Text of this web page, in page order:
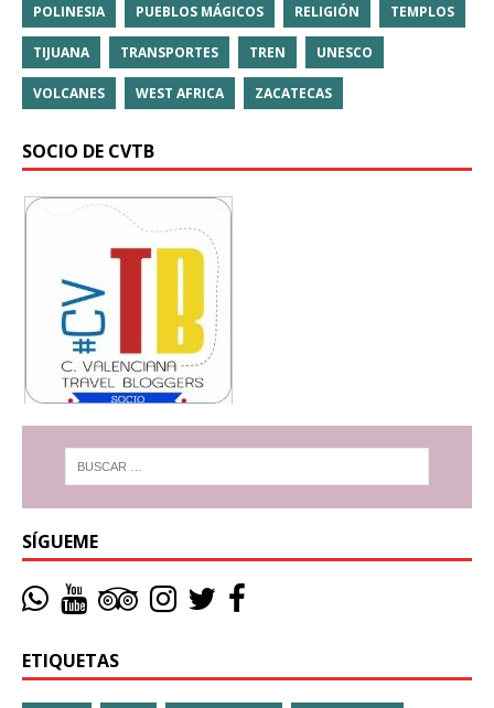
POLINESIA PUEBLOS MÁGICOS RELIGIÓN TEMPLOS
TIJUANA TRANSPORTES TREN UNESCO
VOLCANES WEST AFRICA ZACATECAS
SOCIO DE CVTB
SÍGUEME
ETIQUETAS